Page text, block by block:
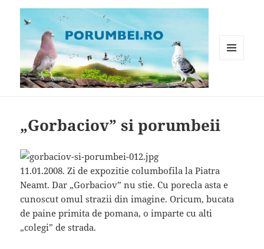
„Gorbaciov” si porumbeii
11.01.2008. Zi de expozitie columbofila la Piatra
Neamt. Dar „Gorbaciov” nu stie. Cu porecla asta e
cunoscut omul strazii din imagine. Oricum, bucata
de paine primita de pomana, o imparte cu alti
„colegi” de strada.